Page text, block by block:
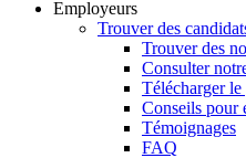
Employeurs
Trouver des
Trouver des
Consulter
Télécharger
Conseils pour
Témoignages
FAQ